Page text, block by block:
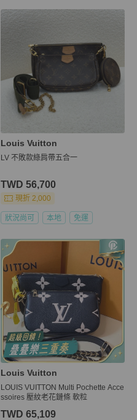
Louis Vuitton
LV 不敗款綠肩帶五合一
TWD 56,700
現折 2,000
狀況尚可 本地 免運
Louis Vuitton
LOUIS VUITTON Multi Pochette Acce
ssoires 壓紋老花鏈條 軟粒
TWD 65,109